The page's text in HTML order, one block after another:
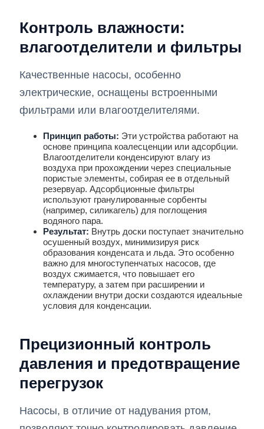
Контроль влажности:
влагоотделители и фильтры
Качественные насосы, особенно
электрические, оснащены встроенными
фильтрами или влагоотделителями.
Принцип работы: Эти устройства работают на
основе принципа коалесценции или адсорбции.
Влагоотделители конденсируют влагу из
воздуха при прохождении через специальные
пористые элементы, собирая ее в отдельный
резервуар. Адсорбционные фильтры
используют гранулированные сорбенты
(например, силикагель) для поглощения
водяного пара.
Результат: Внутрь доски поступает значительно
осушенный воздух, минимизируя риск
образования конденсата и льда. Это особенно
важно для многоступенчатых насосов, где
воздух сжимается, что повышает его
температуру, а затем при расширении и
охлаждении внутри доски создаются идеальные
условия для конденсации.
Прецизионный контроль
давления и предотвращение
перегрузок
Насосы, в отличие от надувания ртом,